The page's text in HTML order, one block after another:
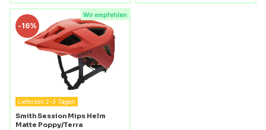
Wir empfehlen
-16%
Lieferzeit 2-3 Tagen
Smith Session Mips Helm
Matte Poppy/Terra